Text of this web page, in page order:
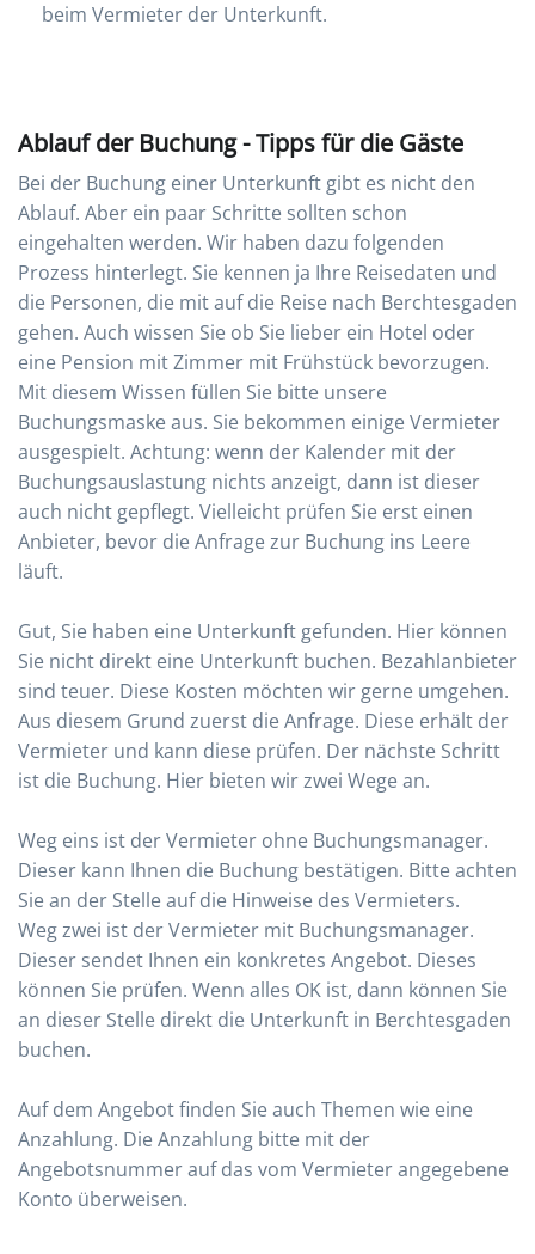
beim Vermieter der Unterkunft.
Ablauf der Buchung - Tipps für die Gäste
Bei der Buchung einer Unterkunft gibt es nicht den
Ablauf. Aber ein paar Schritte sollten schon
eingehalten werden. Wir haben dazu folgenden
Prozess hinterlegt. Sie kennen ja Ihre Reisedaten und
die Personen, die mit auf die Reise nach Berchtesgaden
gehen. Auch wissen Sie ob Sie lieber ein Hotel oder
eine Pension mit Zimmer mit Frühstück bevorzugen.
Mit diesem Wissen füllen Sie bitte unsere
Buchungsmaske aus. Sie bekommen einige Vermieter
ausgespielt. Achtung: wenn der Kalender mit der
Buchungsauslastung nichts anzeigt, dann ist dieser
auch nicht gepflegt. Vielleicht prüfen Sie erst einen
Anbieter, bevor die Anfrage zur Buchung ins Leere
läuft.
Gut, Sie haben eine Unterkunft gefunden. Hier können
Sie nicht direkt eine Unterkunft buchen. Bezahlanbieter
sind teuer. Diese Kosten möchten wir gerne umgehen.
Aus diesem Grund zuerst die Anfrage. Diese erhält der
Vermieter und kann diese prüfen. Der nächste Schritt
ist die Buchung. Hier bieten wir zwei Wege an.
Weg eins ist der Vermieter ohne Buchungsmanager.
Dieser kann Ihnen die Buchung bestätigen. Bitte achten
Sie an der Stelle auf die Hinweise des Vermieters.
Weg zwei ist der Vermieter mit Buchungsmanager.
Dieser sendet Ihnen ein konkretes Angebot. Dieses
können Sie prüfen. Wenn alles OK ist, dann können Sie
an dieser Stelle direkt die Unterkunft in Berchtesgaden
buchen.
Auf dem Angebot finden Sie auch Themen wie eine
Anzahlung. Die Anzahlung bitte mit der
Angebotsnummer auf das vom Vermieter angegebene
Konto überweisen.